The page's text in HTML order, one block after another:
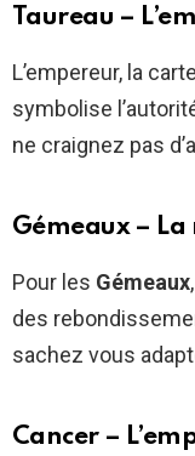
Taureau –
L’empereur, la
symbolise
ne craignez pas
Gémeaux –
Pour les Gémeaux
des
sachez vous
Cancer –